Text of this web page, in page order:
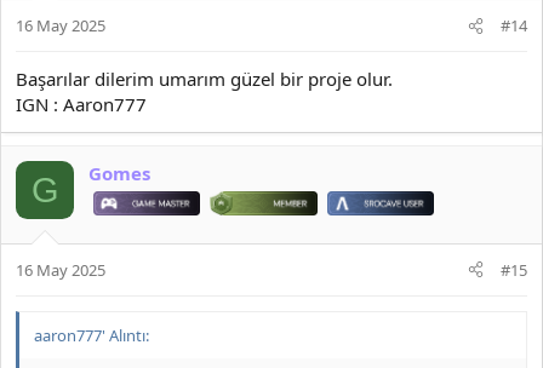
16 May 2025 #14
Başarılar dilerim umarım güzel bir proje olur.
IGN : Aaron777
G Gomes
16 May 2025 #15
aaron777' Alıntı: